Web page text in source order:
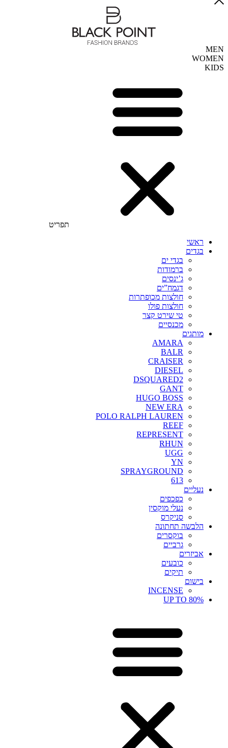
MEN
WOMEN
KIDS
תפריט
ראשי
בגדים
בגדי ים
ברמודות
ג’ינסים
דגמח”ים
חולצות מכופתרות
חולצות פולו
טי שירט קצר
מכנסיים
מותגים
AMARA
BALR
CRAISER
DIESEL
DSQUARED2
GANT
HUGO BOSS
NEW ERA
POLO RALPH LAUREN
REEF
REPRESENT
RHUN
UGG
YN
SPRAYGROUND
613
נעליים
כפכפים
נעלי מוקסין
סניקרס
הלבשה תחתונה
בוקסרים
גרביים
אביזרים
כובעים
תיקים
בישום
INCENSE
UP TO 80%